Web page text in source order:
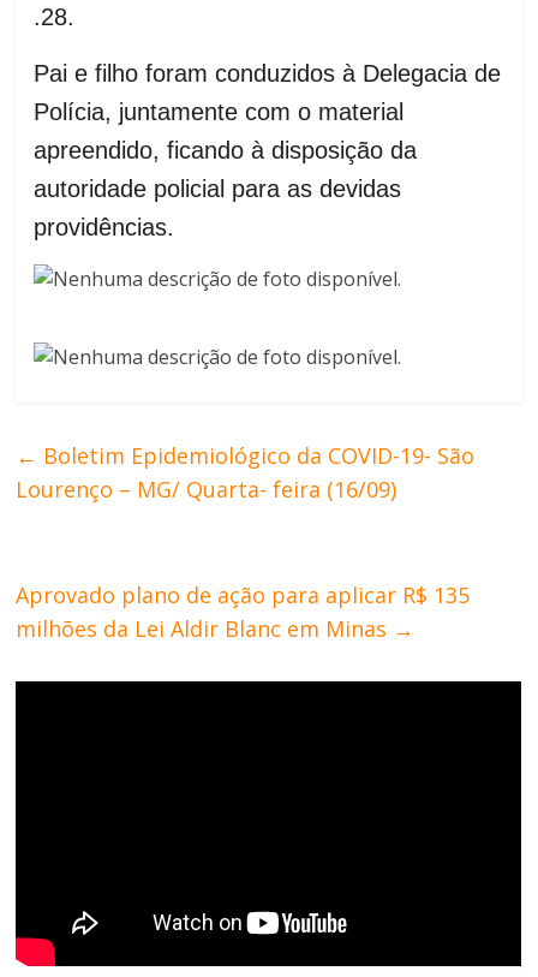
.28.
Pai e filho foram conduzidos à Delegacia de
Polícia, juntamente com o material
apreendido, ficando à disposição da
autoridade policial para as devidas
providências.
← Boletim Epidemiológico da COVID-19- São
Lourenço – MG/ Quarta- feira (16/09)
Aprovado plano de ação para aplicar R$ 135
milhões da Lei Aldir Blanc em Minas →